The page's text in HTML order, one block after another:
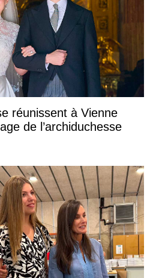
réunissent à Vienne
de l’archiduchesse